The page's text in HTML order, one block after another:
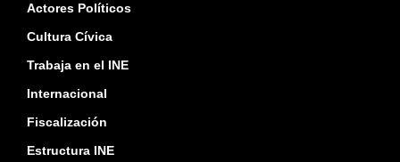
Actores Políticos
Cultura Cívica
Trabaja en el INE
Internacional
Fiscalización
Estructura INE